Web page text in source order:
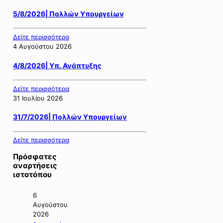
5/8/2026| Πολλών Υπουργείων
Δείτε περισσότερα
4 Αυγούστου 2026
4/8/2026| Υπ. Ανάπτυξης
Δείτε περισσότερα
31 Ιουλίου 2026
31/7/2026| Πολλών Υπουργείων
Δείτε περισσότερα
Πρόσφατες
αναρτήσεις
ιστοτόπου
6
Αυγούστου
2026